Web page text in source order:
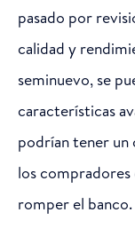
pasado por
calidad y
seminuevo, se
características
podrían tener un
los
romper el banco.